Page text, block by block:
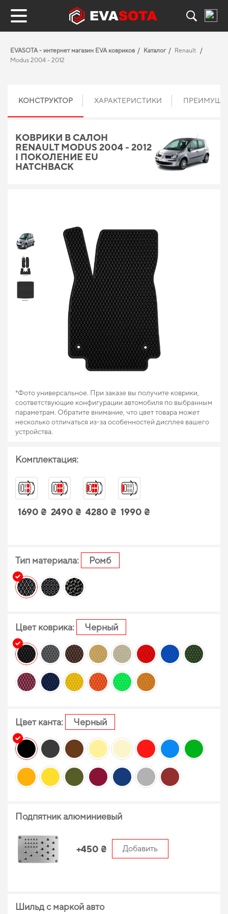
EVASOTA - интернет магазин EVA ковриков Каталог
Renault
Modus 2004 - 2012
КОНСТРУКТОР ХАРАКТЕРИСТИКИ
КОВРИКИ В САЛОН
RENAULT MODUS 2004 - 2012
I ПОКОЛЕНИЕ EU
HATCHBACK
*Фото универсальное. При заказе вы получите коврики,
соответствующие конфигурации автомобиля по выбранным
параметрам. Обратите внимание, что цвет товара может
несколько отличаться из-за особенностей дисплея вашего
устройства.
Комплектация:
1690 ₴ 2490 ₴ 4280 ₴ 1990 ₴
Тип материала: Ромб
Цвет коврика: Черный
Цвет канта: Черный
Подпятник алюминиевый
+450 ₴ Добавить
Шильд с маркой авто